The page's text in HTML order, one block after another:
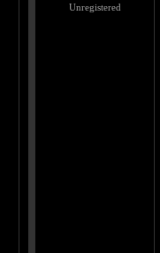
Unregistered